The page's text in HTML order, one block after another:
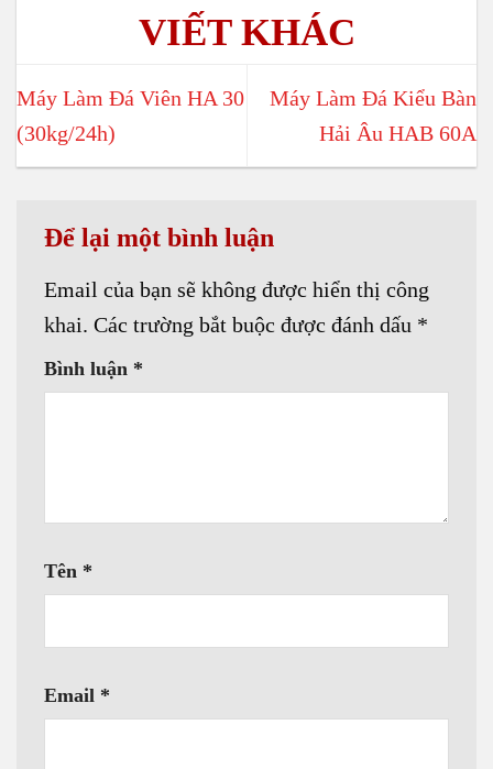
Máy Làm Đá Viên HA 30
(30kg/24h)
Máy Làm Đá Kiểu Bàn
Hải Âu HAB 60A
Để lại một bình luận
Email của bạn sẽ không được hiển thị công
khai. Các trường bắt buộc được đánh dấu *
Bình luận *
Tên *
Email *